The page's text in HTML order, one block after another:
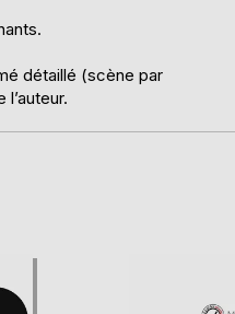
détaillé (scène par